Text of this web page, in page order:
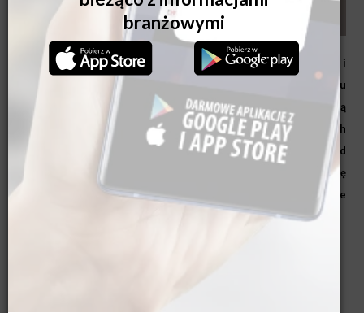
W nowoczesnych inwestycjach mieszkaniowych jakość i
spójność przestrzeni wspólnych w coraz większym stopniu
wpływają na odbiór całego projektu. Klatki schodowe przestają
pełnić wyłącznie funkcję komunikacyjną, a sposób ich
wykończenia zaczyna realnie budować postrzegany standard
inwestycji. W tym kontekście portal drzwiowy staje się
świadomym elementem wzorniczym, który porządkuje wnętrze